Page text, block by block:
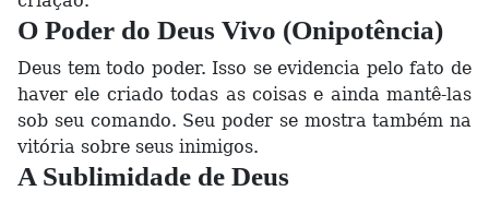
O Poder do Deus Vivo (Onipotência)
Deus tem todo poder. Isso se evidencia pelo fato de
haver ele criado todas as coisas e ainda mantê-las
sob seu comando. Seu poder se mostra também na
vitória sobre seus inimigos.
A Sublimidade de Deus